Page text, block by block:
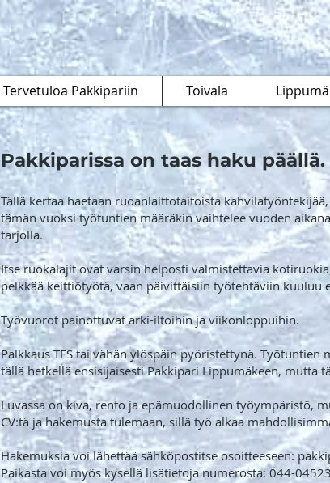
Toivala
Tervetuloa Pakkipariin
Pakkiparissa on taas haku päällä.
Tällä kertaa haetaan ruoanlaittotaitoista
tämän vuoksi työtuntien määräkin vaihtelee vuoden
tarjolla.
Itse ruokalajit ovat varsin helposti valmistettavia
pelkkää keittiötyötä, vaan päivittäisiin työtehtäviin kuuluu
Työvuorot painottuvat arki-iltoihin ja viikonloppuihin.
Palkkaus TES tai vähän ylöspäin pyöristettynä.
tällä hetkellä ensisijaisesti Pakkipari Lippumäkeen, mutta
Luvassa on kiva, rento ja epämuodollinen työympäristö,
CV:tä ja hakemusta tulemaan, sillä työ alkaa
Hakemuksia voi lähettää sähköpostitse osoitteeseen:
Paikasta voi myös kysellä lisätietoja numerosta: 044-